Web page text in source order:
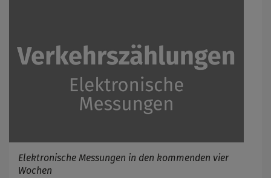
Elektronische Messungen in den kommenden vier
Wochen